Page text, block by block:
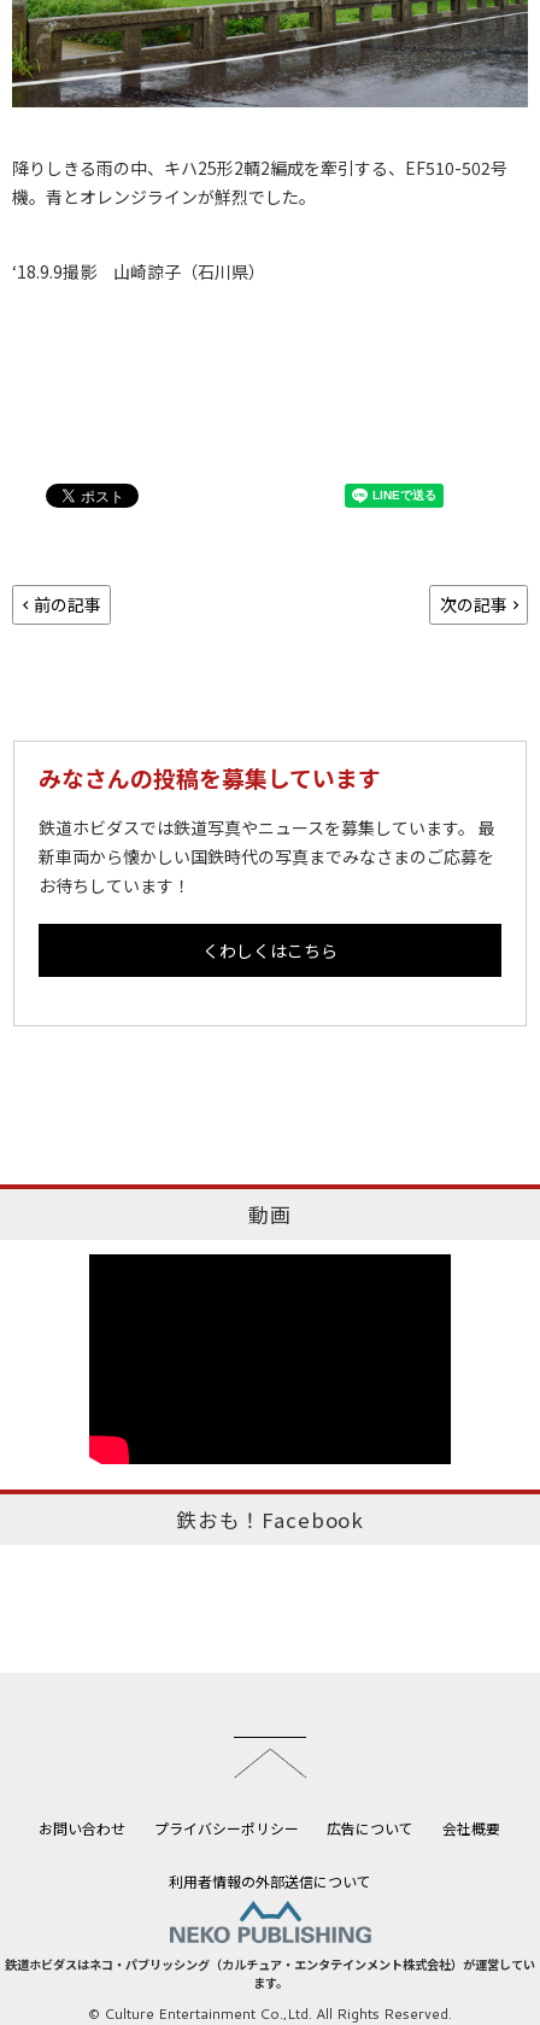
降りしきる雨の中、キハ25形2輌2編成を牽引する、EF510-502号
機。青とオレンジラインが鮮烈でした。
‘18.9.9撮影 山崎諒子（石川県）
前の記事 次の記事
みなさんの投稿を募集しています
鉄道ホビダスでは鉄道写真やニュースを募集しています。 最
新車両から懐かしい国鉄時代の写真までみなさまのご応募を
お待ちしています！
くわしくはこちら
動画
鉄おも！Facebook
お問い合わせ プライバシーポリシー 広告について 会社概要
利用者情報の外部送信について
鉄道ホビダスはネコ・パブリッシング（カルチュア・エンタテインメント株式会社）が運営してい
ます。
© Culture Entertainment Co.,Ltd. All Rights Reserved.